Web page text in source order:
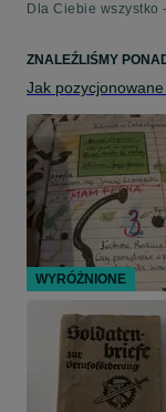
Dla Ciebie wszystko
ZNALEŹLIŚMY
Jak
WYRÓŻNIONE